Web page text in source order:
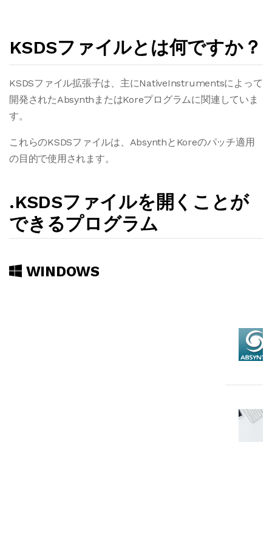
KSDSファイルとは何ですか？
KSDSファイル拡張子は、主にNativeInstrumentsによって
開発されたAbsynthまたはKoreプログラムに関連していま
す。
これらのKSDSファイルは、AbsynthとKoreのパッチ適用
の目的で使用されます。
.KSDSファイルを開くことが
できるプログラム
WINDOWS